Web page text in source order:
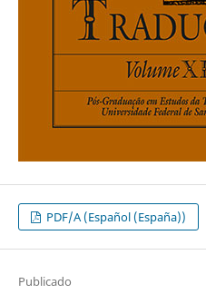
PDF/A (Español (España))
Publicado